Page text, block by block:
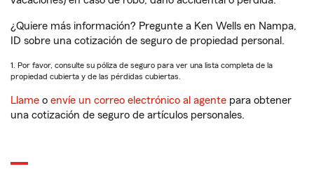
¿Quiere más información? Pregunte a Ken Wells en Nampa,
ID sobre una cotización de seguro de propiedad personal.
1. Por favor, consulte su póliza de seguro para ver una lista completa de la
propiedad cubierta y de las pérdidas cubiertas.
Llame o envíe un correo electrónico al agente para obtener
una cotización de seguro de artículos personales.